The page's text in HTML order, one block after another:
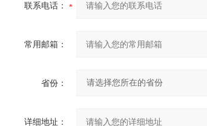
联系电话：
常用邮箱：
省份：
详细地址：